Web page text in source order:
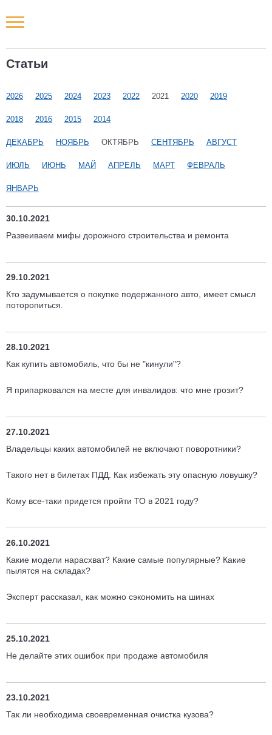
Статьи
2026 2025 2024 2023 2022 2021 2020 2019
2018 2016 2015 2014
ДЕКАБРЬ НОЯБРЬ ОКТЯБРЬ СЕНТЯБРЬ АВГУСТ
ИЮЛЬ ИЮНЬ МАЙ АПРЕЛЬ МАРТ ФЕВРАЛЬ
ЯНВАРЬ
30.10.2021
Развеиваем мифы дорожного строительства и ремонта
29.10.2021
Кто задумывается о покупке подержанного авто, имеет смысл
поторопиться.
28.10.2021
Как купить автомобиль, что бы не "кинули"?
Я припарковался на месте для инвалидов: что мне грозит?
27.10.2021
Владельцы каких автомобилей не включают поворотники?
Такого нет в билетах ПДД. Как избежать эту опасную ловушку?
Кому все-таки придется пройти ТО в 2021 году?
26.10.2021
Какие модели нарасхват? Какие самые популярные? Какие
пылятся на складах?
Эксперт рассказал, как можно сэкономить на шинах
25.10.2021
Не делайте этих ошибок при продаже автомобиля
23.10.2021
Так ли необходима своевременная очистка кузова?
Новости РФ
Наши мероприятия
Статьи